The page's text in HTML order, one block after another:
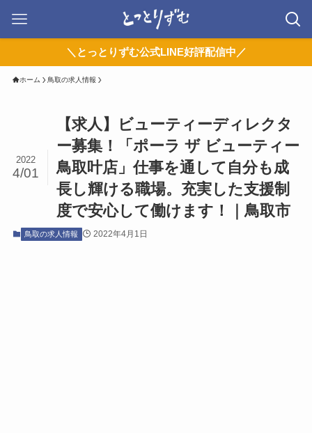
＼とっとりずむ公式LINE好評配信中／
ホーム 鳥取の求人情報
【求人】ビューティーディレクタ
ー募集！「ポーラ ザ ビューティー
鳥取叶店」仕事を通して自分も成
長し輝ける職場。充実した支援制
度で安心して働けます！｜鳥取市
2022
4/01
鳥取の求人情報 2022年4月1日